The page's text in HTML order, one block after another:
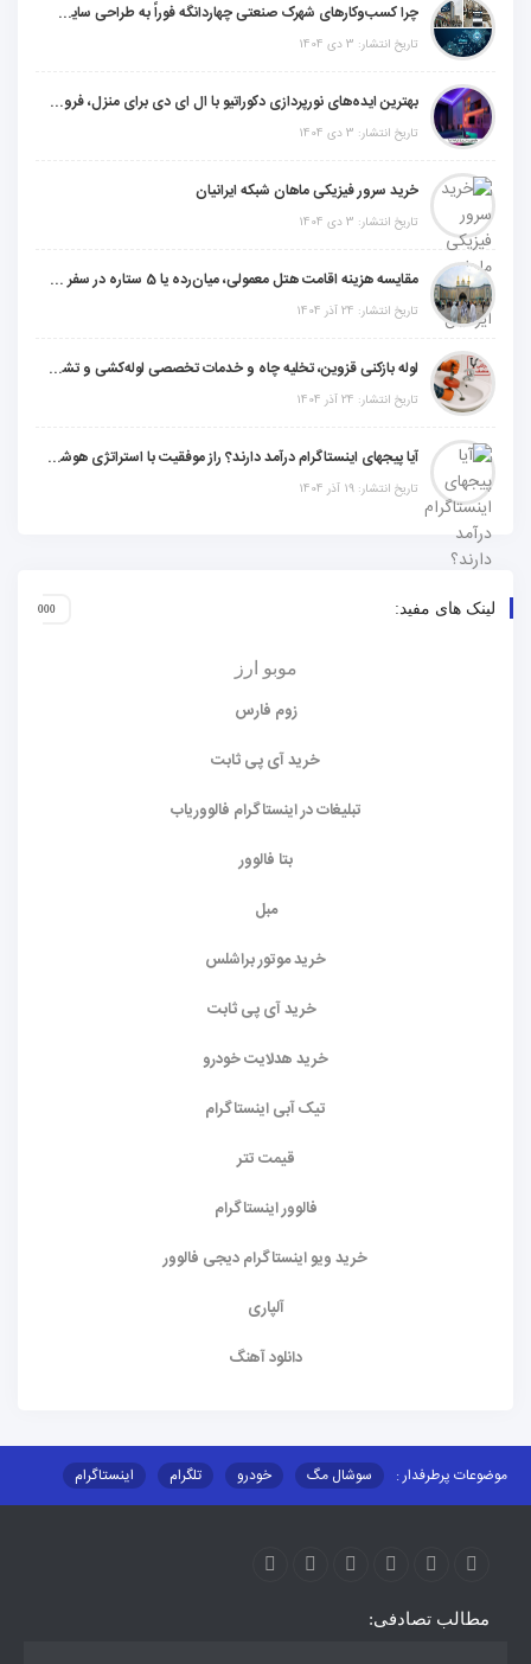
چرا کسب‌وکارهای شهرک صنعتی چهاردانگه فوراً به طراحی سایت نیاز دارند؟
تاریخ انتشار: 3 دی 1404
بهترین ایده‌های نورپردازی دکوراتیو با ال ای دی برای منزل، فروشگاه و دفتر کار
تاریخ انتشار: 3 دی 1404
خرید سرور فیزیکی ماهان شبکه ایرانیان
تاریخ انتشار: 3 دی 1404
مقایسه هزینه اقامت هتل معمولی، میان‌رده یا 5 ستاره در سفر زیارتی عراق
تاریخ انتشار: 24 آذر 1404
لوله بازکنی قزوین، تخلیه چاه و خدمات تخصصی لوله‌کشی و تشخیص ترکیدگی
تاریخ انتشار: 24 آذر 1404
آیا پیجهای اینستاگرام درآمد دارند؟ راز موفقیت با استراتژی هوشمندانه
تاریخ انتشار: 19 آذر 1404
لینک های مفید:
موبو ارز
زوم فارس
خرید آی پی ثابت
تبلیغات در اینستاگرام فالووریاب
بتا فالوور
مبل
خرید موتور براشلس
خرید آی پی ثابت
خرید هدلایت خودرو
تیک آبی اینستاگرام
قیمت تتر
فالوور اینستاگرام
خرید ویو اینستاگرام دیجی فالوور
آلپاری
دانلود آهنگ
موضوعات پرطرفدار : سوشال مگ خودرو تلگرام
اینستاگرام
مطالب تصادفی: